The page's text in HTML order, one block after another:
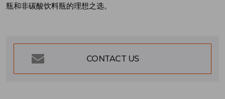
瓶和非碳酸饮料瓶的理想之选。
CONTACT US